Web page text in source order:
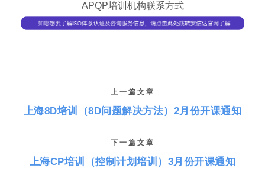
APQP培训机构联系方式
上一篇文章
上海8D培训（8D问题解决方法）2月份开课通知
下一篇文章
上海CP培训（控制计划培训）3月份开课通知